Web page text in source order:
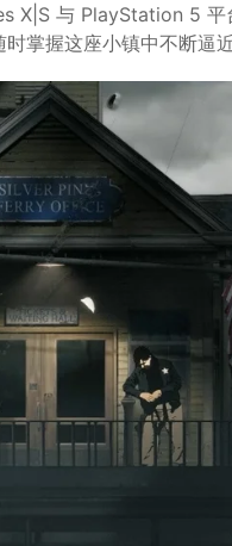
X|S 与 PlayStation 5 平
掌握这座小镇中不断逼近